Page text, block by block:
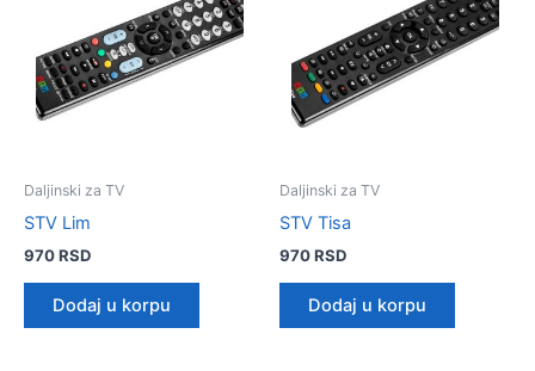
Daljinski za TV
STV Lim
970RSD
Dodaj u korpu
Daljinski za TV
STV Tisa
970RSD
Dodaj u korpu